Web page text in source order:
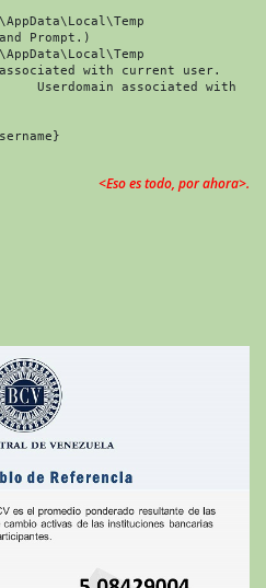
<Eso es todo, por ahora>.